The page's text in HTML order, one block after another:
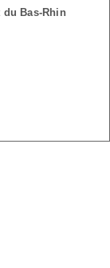
Bas-Rhin